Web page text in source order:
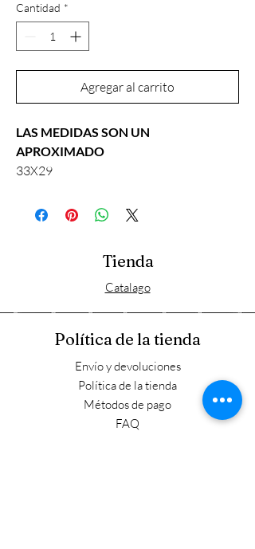
Cantidad *
Agregar al carrito
LAS MEDIDAS SON UN
APROXIMADO
33X29
Tienda
Catalago
Política de la tienda
Envío y devoluciones
Política de la tienda
Métodos de pago
FAQ